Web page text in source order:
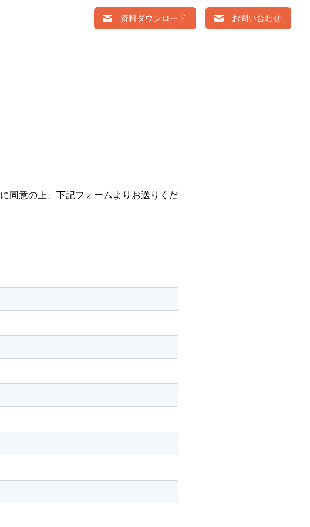
資料ダウンロード お問い合わせ
に同意の上、下記フォームよりお送りくだ